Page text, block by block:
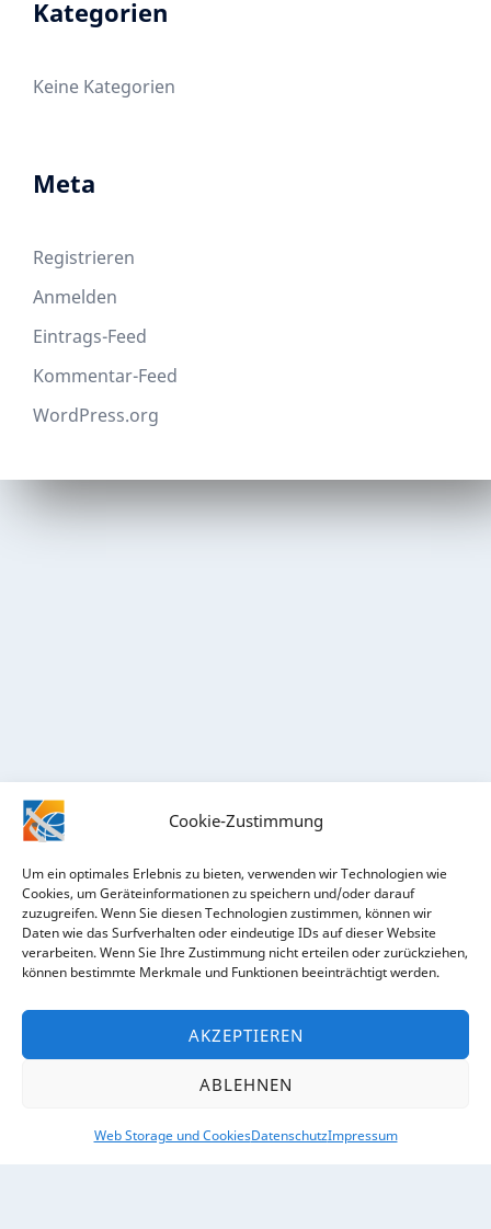
Cookie-Zustimmung
Um ein optimales Erlebnis zu bieten, verwenden wir Technologien wie
Cookies, um Geräteinformationen zu speichern und/oder darauf
zuzugreifen. Wenn Sie diesen Technologien zustimmen, können wir
Daten wie das Surfverhalten oder eindeutige IDs auf dieser Website
verarbeiten. Wenn Sie Ihre Zustimmung nicht erteilen oder zurückziehen,
können bestimmte Merkmale und Funktionen beeinträchtigt werden.
AKZEPTIEREN
ABLEHNEN
Web Storage und CookiesDatenschutzImpressum
Kategorien
Keine Kategorien
Meta
Registrieren
Anmelden
Eintrags-Feed
Kommentar-Feed
WordPress.org
RECHTLICHES
Impressum
Datenschutz